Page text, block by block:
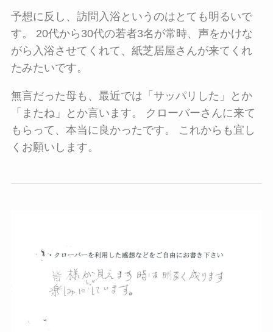
予想に反し、訪問入浴というのはとても明るいで
す。 20代から30代の若者3名が常時、声をかけな
がら入浴させてくれて、紙芝居屋さんが来てくれ
たみたいです。
無言だった母も、最近では「サッパリした」とか
「またね」とか言います。 クローバーさんに来て
もらって、本当に良かったです。 これからも宜し
くお願いします。